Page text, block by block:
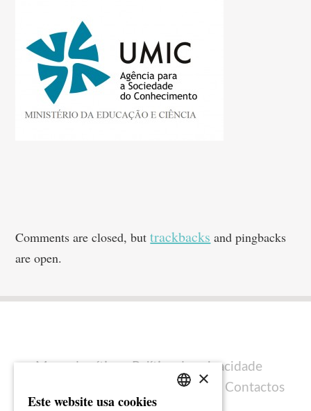
Comments are closed, buttrackbacks and pingbacks
are open.
Mapa do sítio
Política de privacidade
Ficha técnica Contactos
×
Este website usa cookies